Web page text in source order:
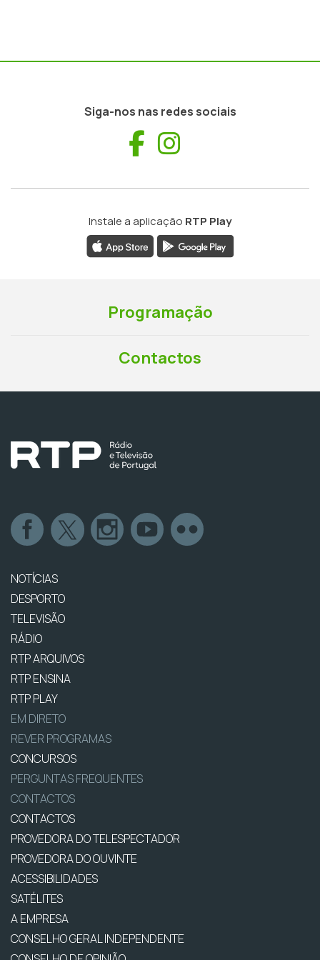
Siga-nos nas redes sociais
Facebook
Instale a aplicação RTP Play
Programação
Contactos
NOTÍCIAS
DESPORTO
TELEVISÃO
RÁDIO
RTP ARQUIVOS
RTP ENSINA
RTP PLAY
EM DIRETO
REVER PROGRAMAS
CONCURSOS
PERGUNTAS FREQUENTES
CONTACTOS
CONTACTOS
PROVEDORA DO TELESPECTADOR
PROVEDORA DO OUVINTE
ACESSIBILIDADES
SATÉLITES
A EMPRESA
CONSELHO GERAL INDEPENDENTE